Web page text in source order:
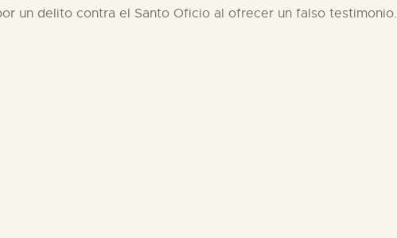
un delito contra el Santo Oficio al ofrecer un falso testimonio.